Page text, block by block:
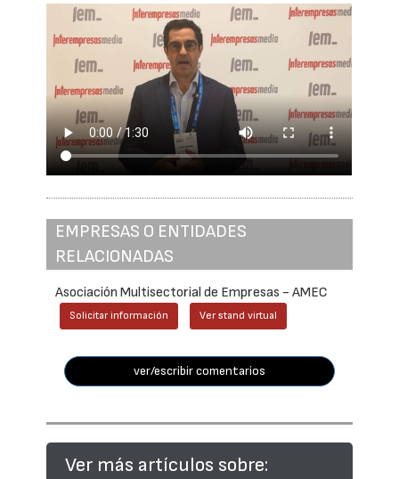
EMPRESAS O ENTIDADES
RELACIONADAS
Asociación Multisectorial de Empresas - AMEC
Solicitar información Ver stand virtual
ver/escribir comentarios
Ver más artículos sobre: